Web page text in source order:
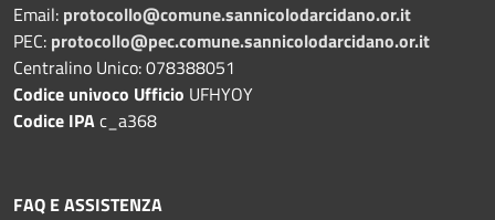
Email: protocollo@comune.sannicolodarcidano.or.it
PEC: protocollo@pec.comune.sannicolodarcidano.or.it
Centralino Unico: 078388051
Codice univoco Ufficio UFHYOY
Codice IPAc_a368
FAQ E ASSISTENZA